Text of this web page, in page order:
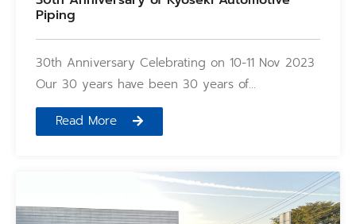
Piping
30th Anniversary Celebrating on 10-11 Nov 2023
Our 30 years have been 30 years of…
Read More